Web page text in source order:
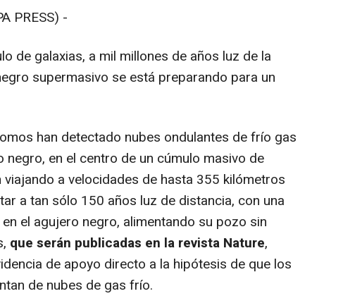
PRESS) -
de galaxias, a mil millones de años luz de la
supermasivo se está preparando para un
han detectado nubes ondulantes de frío gas
en el centro de un cúmulo masivo de
a velocidades de hasta 355 kilómetros
a tan sólo 150 años luz de distancia, con una
el agujero negro, alimentando su pozo sin
que serán publicadas en la revista Nature,
de apoyo directo a la hipótesis de que los
de nubes de gas frío.